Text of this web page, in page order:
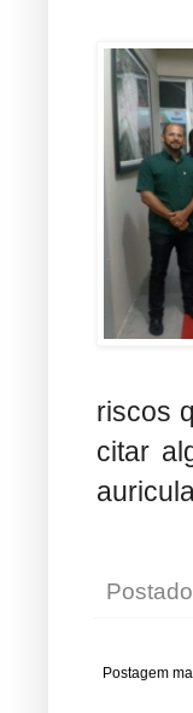
riscos
citar
Postagem